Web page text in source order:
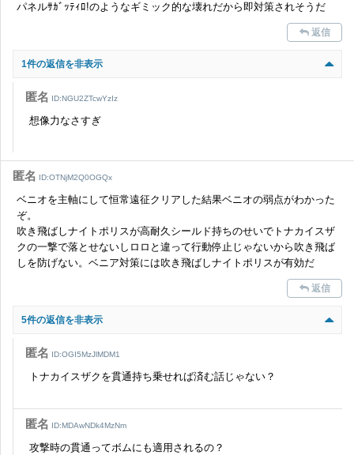
パネルｻｶﾞｯﾃｨﾛ!のようなギミック的な壊れだから即対策されそうだ
返信
1件の返信を非表示
匿名 ID:NGU2ZTcwYzIz
想像力なさすぎ
匿名 ID:OTNjM2Q0OGQx
ベニオを主軸にして恒常遠征クリアした結果ベニオの弱点がわかった
ぞ。
吹き飛ばしナイトポリスが高耐久シールド持ちのせいでトナカイスザ
クの一撃で落とせないしロロと違って行動停止じゃないから吹き飛ば
しを防げない。ベニア対策には吹き飛ばしナイトポリスが有効だ
返信
5件の返信を非表示
匿名 ID:OGI5MzJlMDM1
トナカイスザクを貫通持ち乗せれば済む話じゃない？
匿名 ID:MDAwNDk4MzNm
攻撃時の貫通ってボムにも適用されるの？